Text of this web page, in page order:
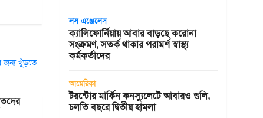
লস এঞ্জেলেস
ক্যালিফোর্নিয়ায় আবার বাড়ছে করোনা
সংক্রমণ, সতর্ক থাকার পরামর্শ স্বাস্থ্য
কর্মকর্তাদের
আমেরিকা
টরন্টোর মার্কিন কনস্যুলেটে আবারও গুলি,
চলতি বছরে দ্বিতীয় হামলা